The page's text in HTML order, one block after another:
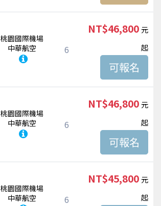
桃園國際機場
中華航空
6
NT$46,800
起
桃園國際機場
中華航空
6
NT$46,800
起
桃園國際機場
中華航空
6
NT$45,800
起